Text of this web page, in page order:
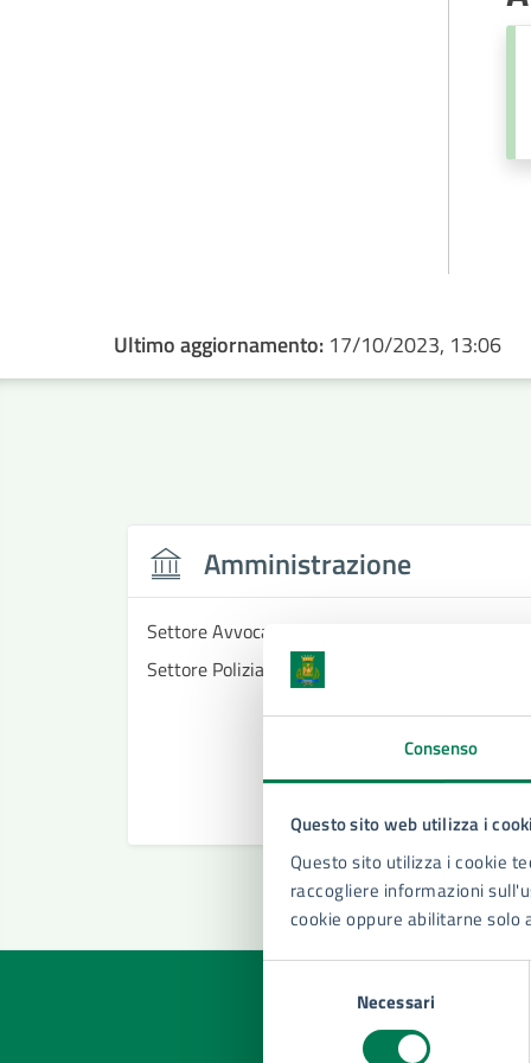
Consenso
Questo sito web utilizza i
Questo sito utilizza i cookie
raccogliere informazioni
cookie oppure abilitarne solo
Necessari
Ultimo aggiornamento: 17/10/2023, 13:06
Amministrazione
Settore Avvocatura
Settore Polizia Municipale